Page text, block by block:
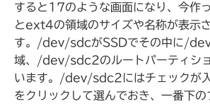
すると17のような画面になり、今作
とext4の領域のサイズや名称が表示
す。/dev/sdcがSSDでその中に/
域、/dev/sdc2のルートパーティシ
います。/dev/sdc2にはチェックが
をクリックして選んでおき、一番下